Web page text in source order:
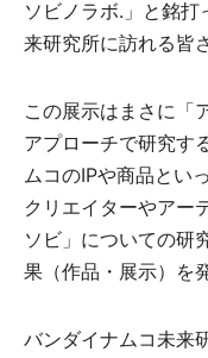
ソビノラボ.」と銘
来研究所に訪れる皆
この展示はまさに「
アプローチで研究す
ムコのIPや商品とい
クリエイターやアー
ソビ」についての研
果（作品・展示）を
バンダイナムコ未来